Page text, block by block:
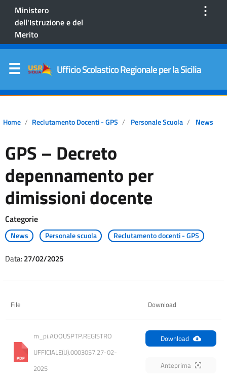
Ministero
dell'Istruzione e del
Merito
⋮
Ufficio Scolastico Regionale per la Sicilia
Home Reclutamento Docenti - GPS Personale Scuola News
GPS – Decreto
depennamento per
dimissioni docente
Categorie
News Personale scuola Reclutamento docenti - GPS
Data:27/02/2025
File Download
m_pi.AOOUSPTP.REGISTRO
UFFICIALE(U).0003057.27-02-
2025
Download
Anteprima